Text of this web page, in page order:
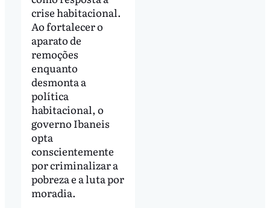
crise habitacional.
Ao fortalecer o
aparato de
remoções
enquanto
desmonta a
política
habitacional, o
governo Ibaneis
opta
conscientemente
por criminalizar a
pobreza e a luta por
moradia.